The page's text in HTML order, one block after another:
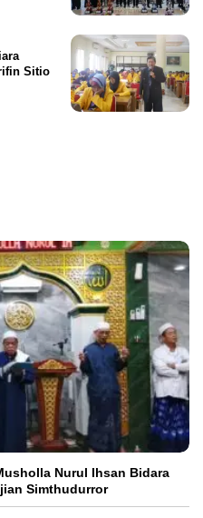
Sitio
Nurul Ihsan Bidara
Simthudurror